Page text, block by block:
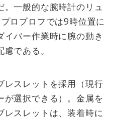
。一般的な腕時計のリュ
ロプロフでは9時位置に
バー作業時に腕の動き
である。
レスレットを採用（現行
が選択できる）。金属を
スレットは、装着時に